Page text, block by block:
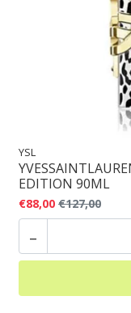
YSL
EDITION 90ML
€88,00 €127,00
-